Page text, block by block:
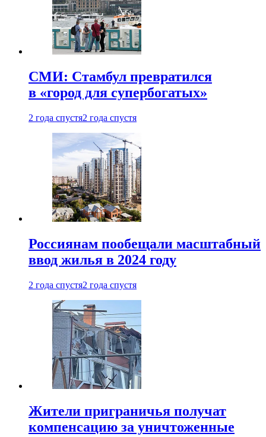
СМИ: Стамбул превратился
в «город для супербогатых»
2 года спустя2 года спустя
Россиянам пообещали масштабный
ввод жилья в 2024 году
2 года спустя2 года спустя
Жители приграничья получат
компенсацию за уничтоженные